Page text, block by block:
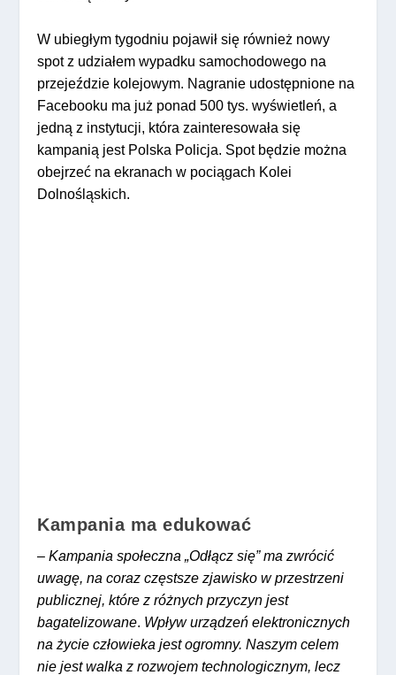
W ubiegłym tygodniu pojawił się również nowy
spot z udziałem wypadku samochodowego na
przejeździe kolejowym. Nagranie udostępnione na
Facebooku ma już ponad 500 tys. wyświetleń, a
jedną z instytucji, która zainteresowała się
kampanią jest Polska Policja. Spot będzie można
obejrzeć na ekranach w pociągach Kolei
Dolnośląskich.
Kampania ma edukować
–Kampania społeczna „Odłącz się” ma zwrócić
uwagę, na coraz częstsze zjawisko w przestrzeni
publicznej, które z różnych przyczyn jest
bagatelizowane. Wpływ urządzeń elektronicznych
na życie człowieka jest ogromny. Naszym celem
nie jest walka z rozwojem technologicznym, lecz